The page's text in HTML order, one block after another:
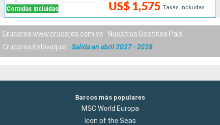
Comidas incluidas US$ 1,575 Tasas incluidas
Cruceros www.cruceros.com.ve
Nuestros Destinos País
Cruceros Eslovaquia
Salida en abril 2027 - 2028
Barcos más populares
MSC World Europa
Icon of the Seas